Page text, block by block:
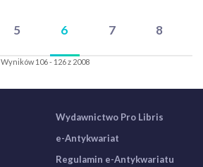
5 6 7 8
Wyników 106 - 126 z 2008
Wydawnictwo Pro Libris
e-Antykwariat
Regulamin e-Antykwariatu